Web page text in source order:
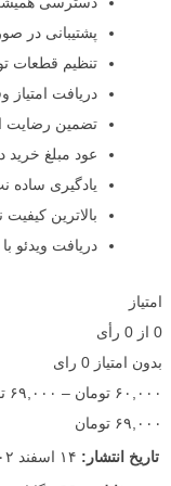
پشتیبانی در
تنظیم قطعات
دریافت امتیاز
تضمین رضایت
عود مبلغ خرید
یادگیری ساده
بالاترین
دریافت ویدئو
امتیاز
0 از 0 رأی
بدون امتیاز 0 رای
۶۰,۰۰۰ تومان – ۶۹,۰۰۰
۶۹,۰۰۰ تومان
تاریخ انتشار: ۱۴ اسفند ۱۴۰۲